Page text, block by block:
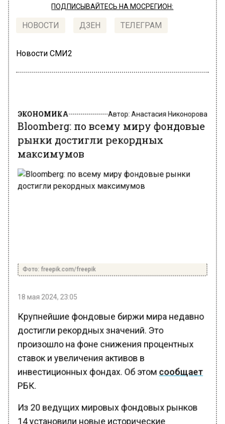
ПОДПИСЫВАЙТЕСЬ НА МОСРЕГИОН:
НОВОСТИ ДЗЕН ТЕЛЕГРАМ
Новости СМИ2
Bloomberg: по всему миру фондовые
рынки достигли рекордных
максимумов
Крупнейшие фондовые биржи мира недавно
достигли рекордных значений. Это
произошло на фоне снижения процентных
инвестиционных фондах. Об этом сообщает
РБК.
Из 20 ведущих мировых фондовых рынков
14 установили новые исторические